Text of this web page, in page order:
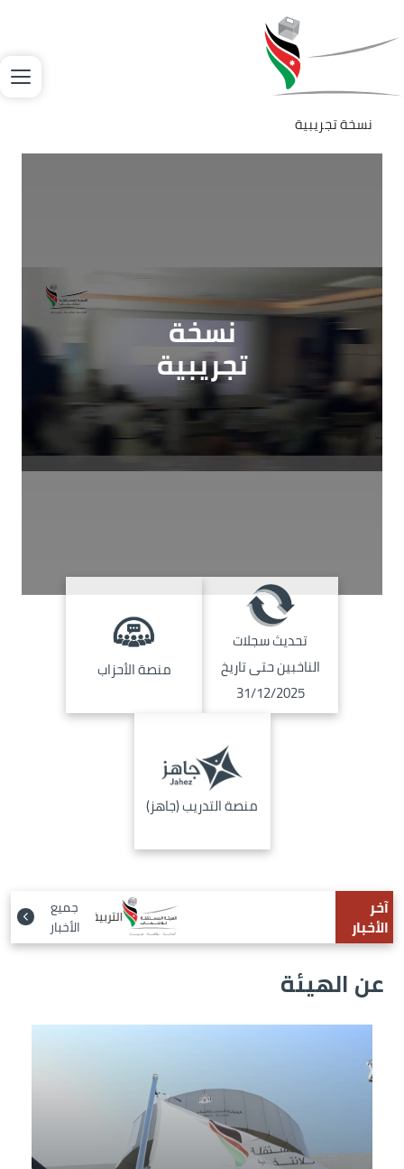
تجاوز إلى المحتوى الرئيسي
نسخة تجريبية
نسخة
تجريبية
الصورة
تحديث سجلات
الناخبين حتى تاريخ
31/12/2025
الصورة
منصة الأحزاب
الصورة
منصة التدريب (جاهز)
آخر
الأخبار التربية والتعليم تطلق برنامج
جميع
الأخبار
عن الهيئة
الصورة